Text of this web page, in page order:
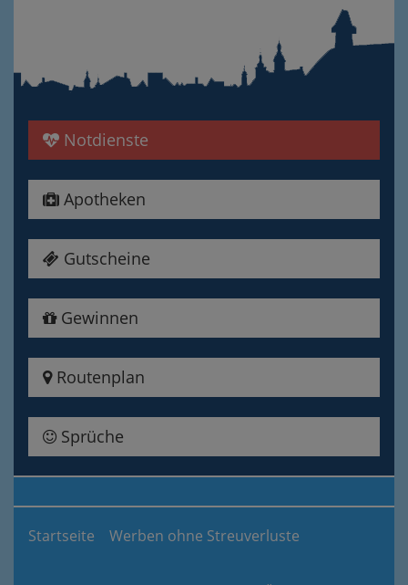
Notdienste
Apotheken
Gutscheine
Gewinnen
Routenplan
Sprüche
Startseite Werben ohne Streuverluste